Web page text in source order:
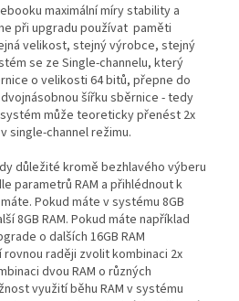
maximální míry stability a
při upgradu používat paměti
velikost, stejný výrobce, stejný
se ze Single-channelu, který
o velikosti 64 bitů, přepne do
šířku sběrnice - tedy
může teoreticky přenést 2x
single-channel režimu.
důležité kromě bezhlavého výberu
parametrů RAM a přihlédnout k
Pokud máte v systému 8GB
8GB RAM. Pokud máte například
o dalších 16GB RAM
rovnou raději zvolit kombinaci 2x
dvou RAM o různých
využití běhu RAM v systému